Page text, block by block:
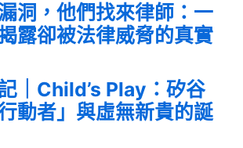
洞，他們找來律師：一
露卻被法律威脅的真實
｜Child’s Play：矽谷
行動者」與虛無新貴的誕